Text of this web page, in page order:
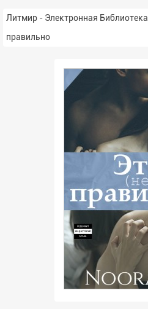
Литмир - Электронная Библиотека
правильно